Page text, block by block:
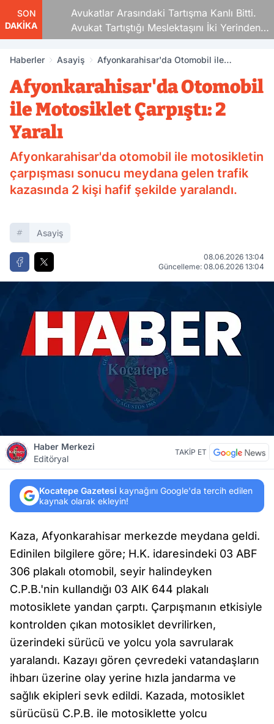
SON
DAKİKA
Avukatlar Arasındaki Tartışma Kanlı Bitti.
Avukat Tartıştığı Meslektaşını İki Yerinden
Vurdu
Haberler Asayiş
Afyonkarahisar'da Otomobil ile
Afyonkarahisar'da Otomobil
ile Motosiklet Çarpıştı: 2
Yaralı
Afyonkarahisar'da otomobil ile motosikletin
çarpışması sonucu meydana gelen trafik
kazasında 2 kişi hafif şekilde yaralandı.
Asayiş
08.06.2026 13:04
Güncelleme: 08.06.2026 13:04
Haber Merkezi
Editöryal
TAKİP ET
Kocatepe Gazetesi kaynağını Google'da tercih edilen
kaynak olarak ekleyin!
Kaza, Afyonkarahisar merkezde meydana geldi.
Edinilen bilgilere göre; H.K. idaresindeki 03 ABF
306 plakalı otomobil, seyir halindeyken
C.P.B.'nin kullandığı 03 AIK 644 plakalı
motosiklete yandan çarptı. Çarpışmanın etkisiyle
kontrolden çıkan motosiklet devrilirken,
üzerindeki sürücü ve yolcu yola savrularak
yaralandı. Kazayı gören çevredeki vatandaşların
ihbarı üzerine olay yerine hızla jandarma ve
sağlık ekipleri sevk edildi. Kazada, motosiklet
sürücüsü C.P.B. ile motosiklette yolcu